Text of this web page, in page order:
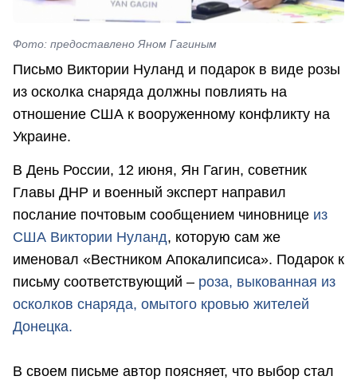
Фото: предоставлено Яном Гагиным
Письмо Виктории Нуланд и подарок в виде розы
из осколка снаряда должны повлиять на
отношение США к вооруженному конфликту на
Украине.
В День России, 12 июня, Ян Гагин, советник
Главы ДНР и военный эксперт направил
послание почтовым сообщением чиновнице из
США Виктории Нуланд, которую сам же
именовал «Вестником Апокалипсиса». Подарок к
письму соответствующий – роза, выкованная из
осколков снаряда, омытого кровью жителей
Донецка.
В своем письме автор поясняет, что выбор стал